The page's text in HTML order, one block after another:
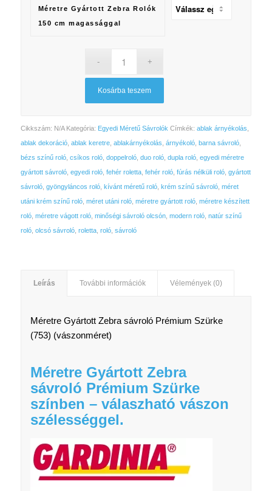
Méretre Gyártott Zebra Rolók
150 cm magassággal
Kosárba teszem
Cikkszám: N/A Kategória: Egyedi Méretű Sávrolók Címkék: ablak árnyékolás
ablak dekoráció, ablak keretre, ablakárnyékolás árnyékoló, barna sávroló,
bézs színű roló, csíkos roló, doppelroló, duo roló, dupla roló, egyedi méretre
gyártott sávroló, egyedi roló, fehér roletta, fehér roló, fúrás nélküli roló, gyártott
sávroló, gyöngyláncos roló, kívánt méretű roló, krém színű sávroló, méret
utáni krém színű roló, méret utáni roló, méretre gyártott roló, méretre készített
roló, méretre vágott roló, minőségi sávroló olcsón, modern roló, natúr színű
roló, olcsó sávroló, roletta, roló, sávroló
Leírás További információk Vélemények (0)
Méretre Gyártott Zebra sávroló Prémium Szürke
(753) (vászonméret)
Méretre Gyártott Zebra
sávroló Prémium Szürke
színben – válaszható vászon
szélességgel.